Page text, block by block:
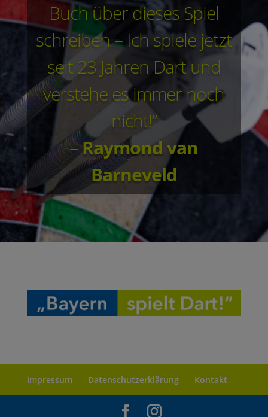
Buch über dieses Spiel
schreiben – Ich spiele jetzt
seit 23 Jahren Dart und
verstehe es immer noch
nicht!“
–Raymond van
Barneveld
Impressum Datenschutzerklärung Kontakt